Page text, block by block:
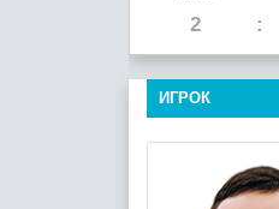
2
ИГРОК